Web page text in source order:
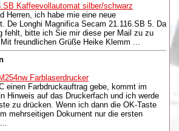
Kaffeevollautomat silber/schwarz
Herren, ich habe mie eine neue
De Longhi Magnifica Secam 21.116.SB 5. Da
fehlt, bitte ich Sie mir diese per Mail zu zu
freundlichen Grüße Heike Klemm ...
Farblaserdrucker
einen Farbdruckauftrag gebe, kommt im
Hinweis auf das Druckerfach und ich werde
zu drücken. Wenn ich dann die OK-Taste
mehrseitigen Dokument nur die ersten